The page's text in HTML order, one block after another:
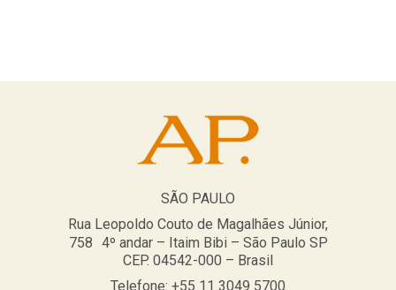
SÃO PAULO
Rua Leopoldo Couto de Magalhães Júnior,
758 4º andar – Itaim Bibi – São Paulo SP
CEP. 04542-000 – Brasil
Telefone: +55 11 3049 5700